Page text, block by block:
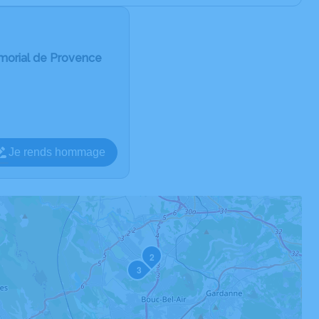
de Provence
Je rends hommage
2
3